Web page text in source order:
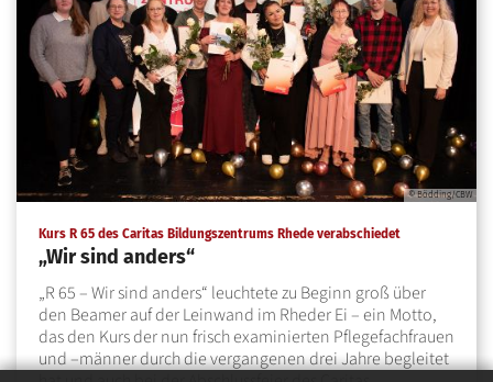
© Bödding/CBW
Kurs R 65 des Caritas Bildungszentrums Rhede verabschiedet:
„Wir sind anders“
„R 65 – Wir sind anders“ leuchtete zu Beginn groß über
den Beamer auf der Leinwand im Rheder Ei – ein Motto,
das den Kurs der nun frisch examinierten Pflegefachfrauen
und –männer durch die vergangenen drei Jahre begleitet